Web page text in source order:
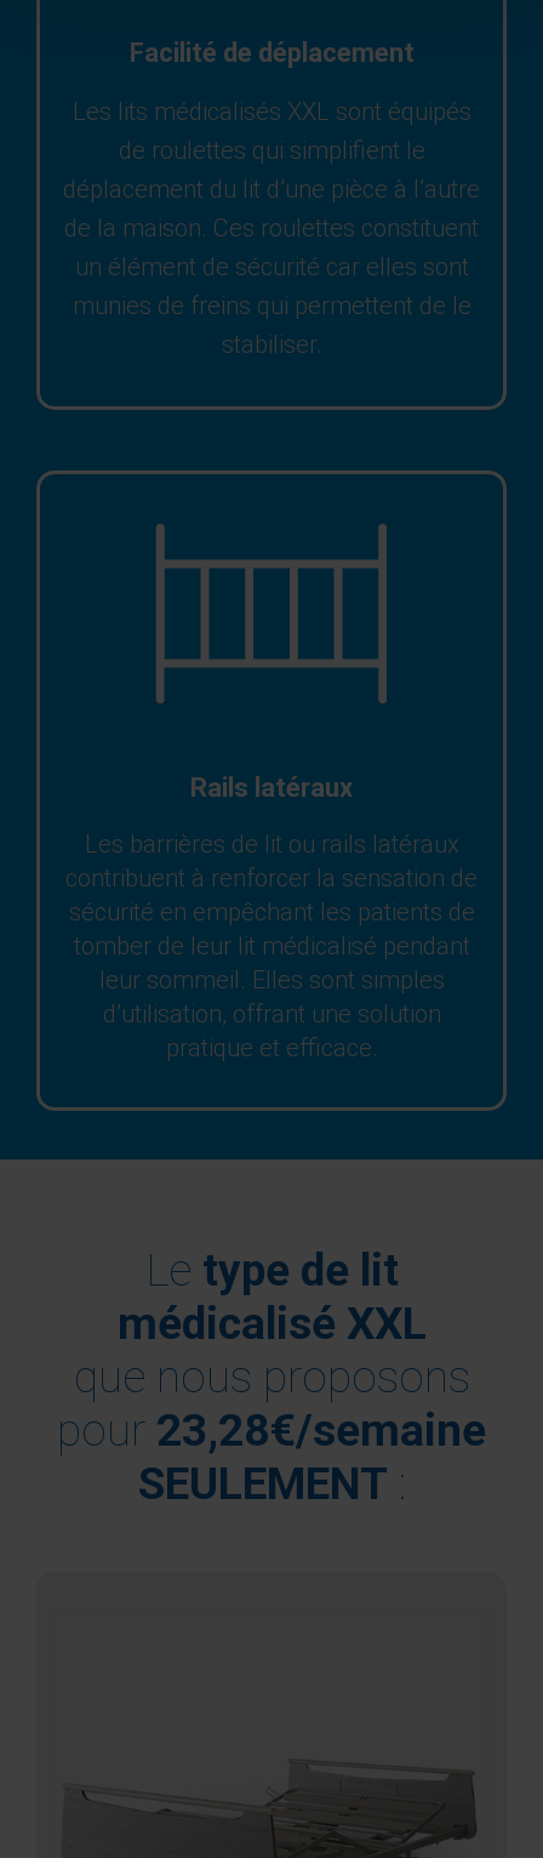
Facilité de déplacement
Les lits médicalisés XXL sont équipés
de roulettes qui simplifient le
déplacement du lit d’une pièce à l’autre
de la maison. Ces roulettes constituent
un élément de sécurité car elles sont
munies de freins qui permettent de le
stabiliser.
Rails latéraux
Les barrières de lit ou rails latéraux
contribuent à renforcer la sensation de
sécurité en empêchant les patients de
tomber de leur lit médicalisé pendant
leur sommeil. Elles sont simples
d’utilisation, offrant une solution
pratique et efficace.
Le type de lit
médicalisé XXL
que nous proposons
pour 23,28€/semaine
SEULEMENT :